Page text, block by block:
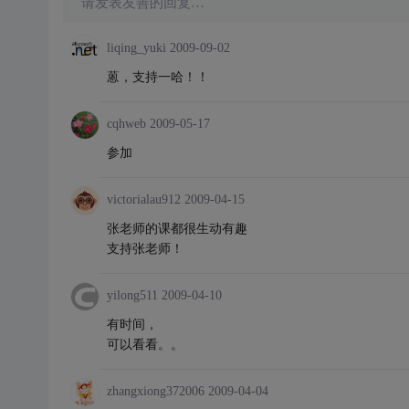
liqing_yuki 2009-09-02
蒽，支持一哈！！
cqhweb 2009-05-17
参加
victorialau912 2009-04-15
张老师的课都很生动有趣
支持张老师！
yilong511 2009-04-10
有时间，
可以看看。。
zhangxiong372006 2009-04-04